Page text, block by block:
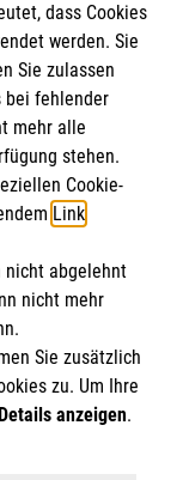
dass Cookies
werden. Sie
Sie zulassen
bei fehlender
mehr alle
stehen.
Cookie-
Link.
nicht abgelehnt
nicht mehr
Sie zusätzlich
zu. Um Ihre
Details anzeigen.